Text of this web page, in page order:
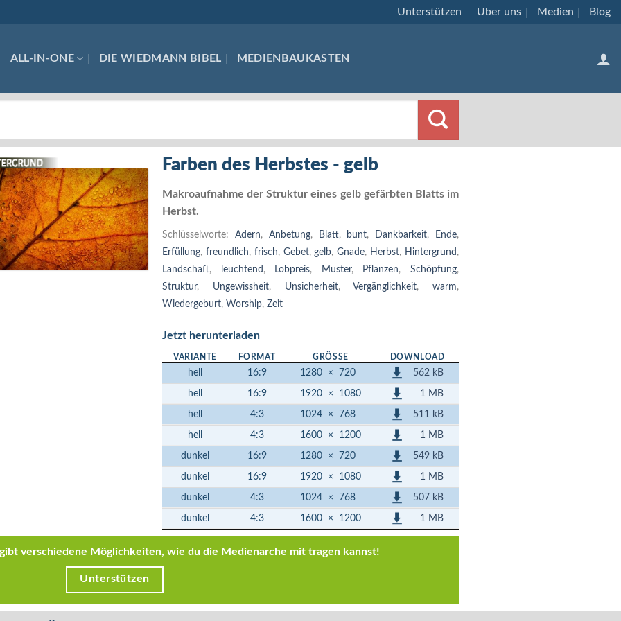
Unterstützen Über uns Medien Blog
ALL-IN-ONE DIE WIEDMANN BIBEL MEDIENBAUKASTEN
Farben des Herbstes - gelb
Makroaufnahme der Struktur eines gelb gefärbten Blatts im
Herbst.
Schlüsselworte: Adern, Anbetung, Blatt, bunt, Dankbarkeit, Ende,
Erfüllung, freundlich, frisch, Gebet,gelb,Gnade, Herbst, Hintergrund ,
Landschaft, leuchtend , Lobpreis, Muster, Pflanzen,Schöpfung,
Struktur, Ungewissheit, Unsicherheit,Vergänglichkeit, warm,
Wiedergeburt, Worship, Zeit
Jetzt herunterladen
VARIANTE FORMAT GRÖSSE DOWNLOAD
hell 16:9 1280 × 720 562 kB
hell 16:9 1920 × 1080 1 MB
hell 4:3 1024 × 768 511 kB
hell 4:3 1600 × 1200 1 MB
dunkel 16:9 1280 × 720 549 kB
dunkel 16:9 1920 × 1080 1 MB
dunkel 4:3 1024 × 768 507 kB
dunkel 4:3 1600 × 1200 1 MB
verschiedene Möglichkeiten, wie du die Medienarche mit tragen kannst!
Unterstützen